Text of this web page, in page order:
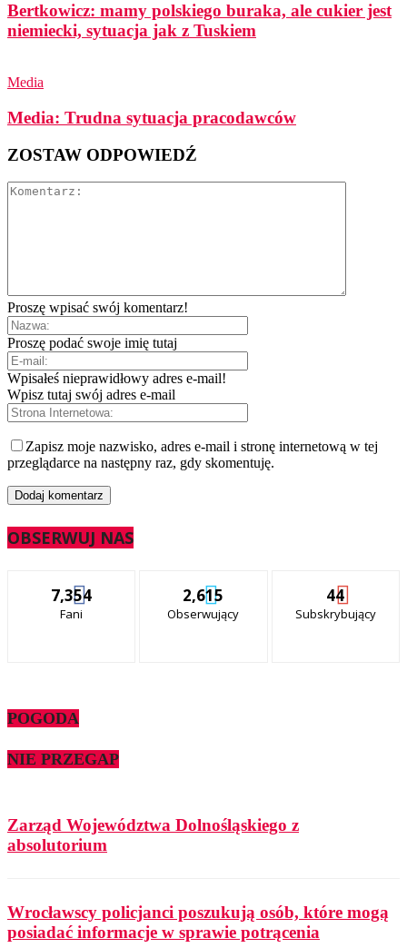
Bertkowicz: mamy polskiego buraka, ale cukier jest
niemiecki, sytuacja jak z Tuskiem
Media
Media: Trudna sytuacja pracodawców
ZOSTAW ODPOWIEDŹ
Proszę wpisać swój komentarz!
Proszę podać swoje imię tutaj
Wpisałeś nieprawidłowy adres e-mail!
Wpisz tutaj swój adres e-mail
Zapisz moje nazwisko, adres e-mail i stronę internetową w tej
przeglądarce na następny raz, gdy skomentuję.
OBSERWUJ NAS
7,354
Fani
2,615
Obserwujący
44
Subskrybujący
POGODA
NIE PRZEGAP
Zarząd Województwa Dolnośląskiego z
absolutorium
Wrocławscy policjanci poszukują osób, które mogą
posiadać informacje w sprawie potrącenia